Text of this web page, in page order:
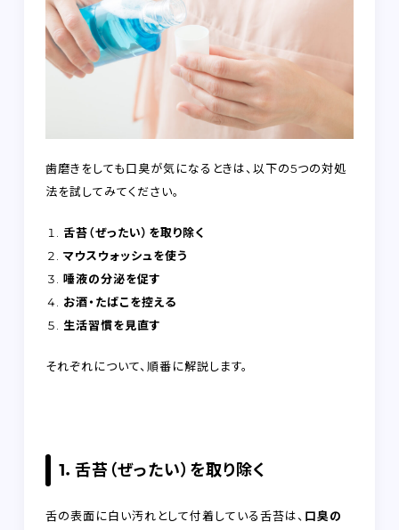
歯磨きをしても口臭が気になるときは、以下の5つの対処
法を試してみてください。
舌苔（ぜったい）を取り除く
マウスウォッシュを使う
唾液の分泌を促す
お酒・たばこを控える
生活習慣を見直す
それぞれについて、順番に解説します。
1．舌苔（ぜったい）を取り除く
舌の表面に白い汚れとして付着している舌苔は、 口臭の